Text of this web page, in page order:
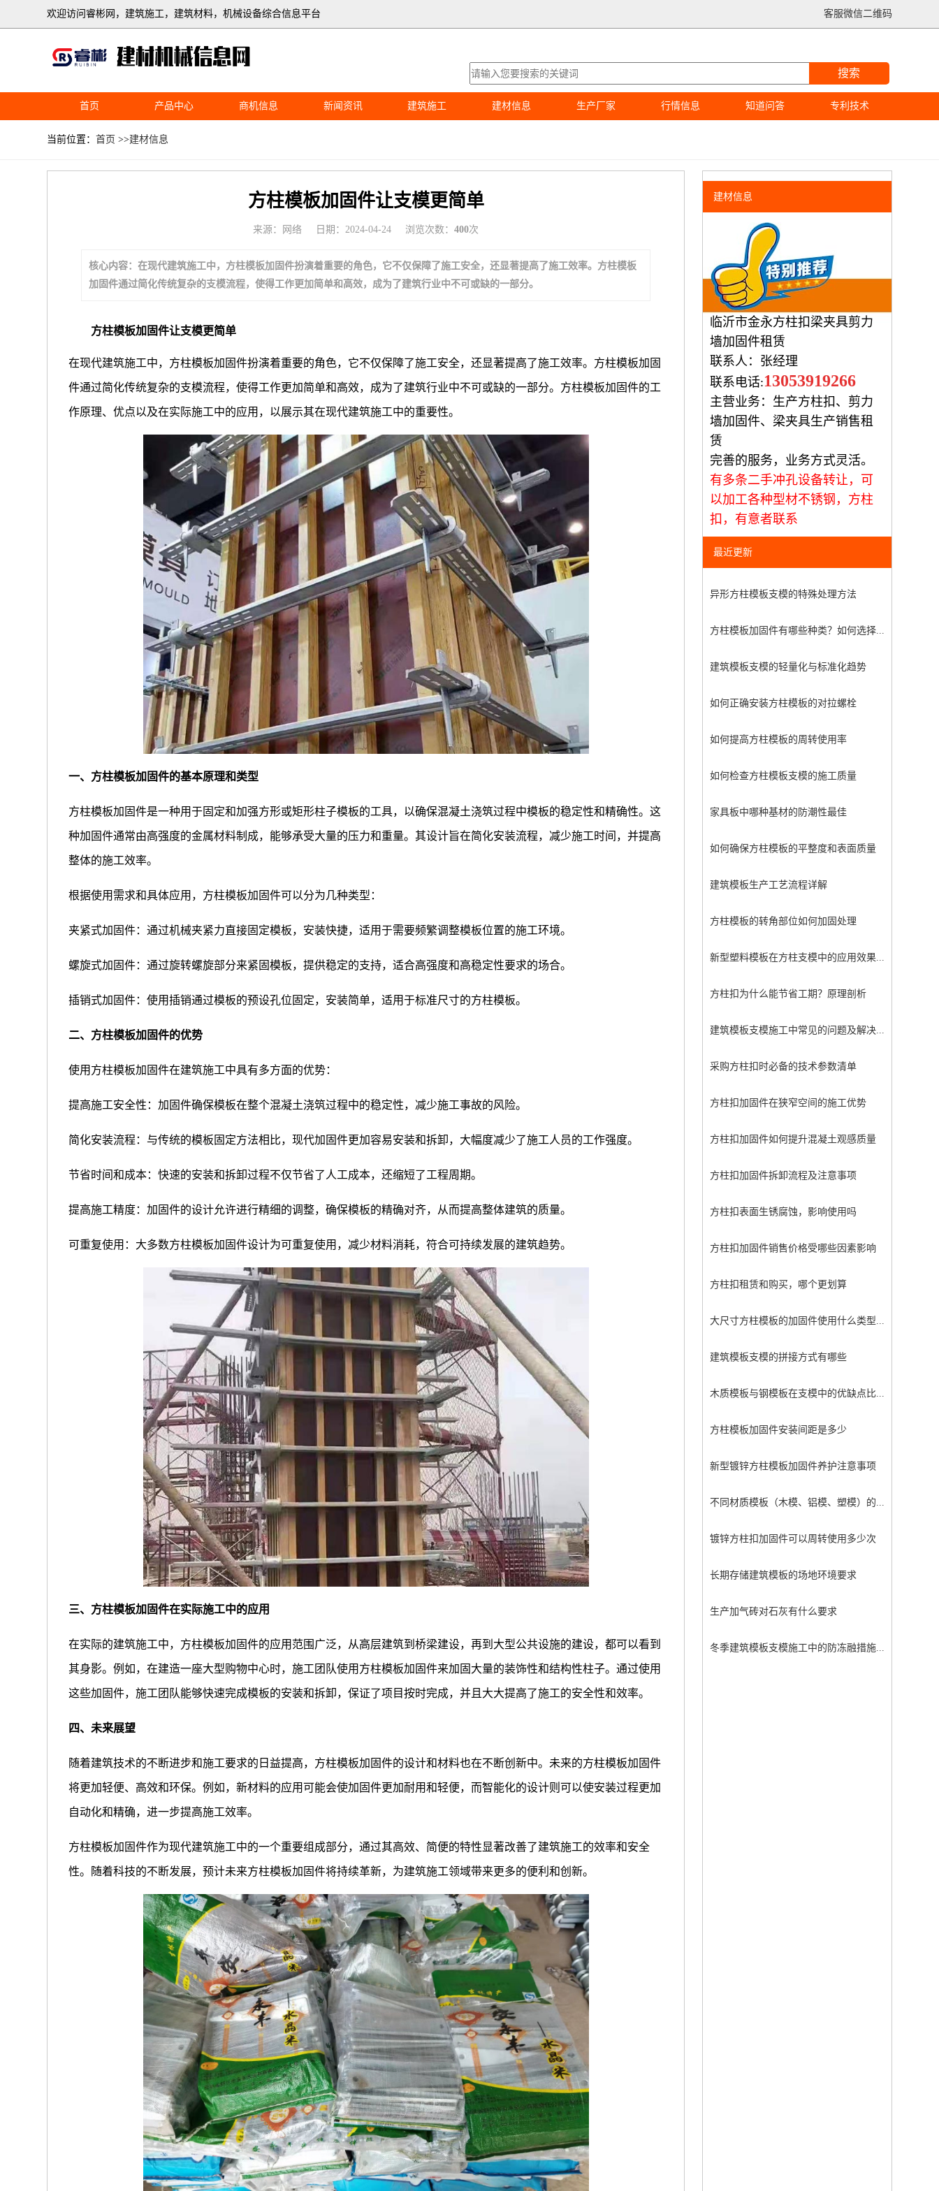
客服微信二维码
欢迎访问睿彬网，建筑施工，建筑材料，机械设备综合信息平台
搜索
首页 产品中心 商机信息 新闻资讯 建筑施工 建材信息 生产厂家 行情信息 知道问答 专利技术
当前位置：首页 >>建材信息
方柱模板加固件让支模更简单
来源：网络 日期：2024-04-24 浏览次数：400次
核心内容：在现代建筑施工中，方柱模板加固件扮演着重要的角色，它不仅保障了施工安全，还显著提高了施工效率。方柱模板
加固件通过简化传统复杂的支模流程，使得工作更加简单和高效，成为了建筑行业中不可或缺的一部分。
方柱模板加固件让支模更简单
在现代建筑施工中，方柱模板加固件扮演着重要的角色，它不仅保障了施工安全，还显著提高了施工效率。方柱模板加固
件通过简化传统复杂的支模流程，使得工作更加简单和高效，成为了建筑行业中不可或缺的一部分。方柱模板加固件的工
作原理、优点以及在实际施工中的应用，以展示其在现代建筑施工中的重要性。
一、方柱模板加固件的基本原理和类型
方柱模板加固件是一种用于固定和加强方形或矩形柱子模板的工具，以确保混凝土浇筑过程中模板的稳定性和精确性。这
种加固件通常由高强度的金属材料制成，能够承受大量的压力和重量。其设计旨在简化安装流程，减少施工时间，并提高
整体的施工效率。
根据使用需求和具体应用，方柱模板加固件可以分为几种类型：
夹紧式加固件：通过机械夹紧力直接固定模板，安装快捷，适用于需要频繁调整模板位置的施工环境。
螺旋式加固件：通过旋转螺旋部分来紧固模板，提供稳定的支持，适合高强度和高稳定性要求的场合。
插销式加固件：使用插销通过模板的预设孔位固定，安装简单，适用于标准尺寸的方柱模板。
二、方柱模板加固件的优势
使用方柱模板加固件在建筑施工中具有多方面的优势：
提高施工安全性：加固件确保模板在整个混凝土浇筑过程中的稳定性，减少施工事故的风险。
简化安装流程：与传统的模板固定方法相比，现代加固件更加容易安装和拆卸，大幅度减少了施工人员的工作强度。
节省时间和成本：快速的安装和拆卸过程不仅节省了人工成本，还缩短了工程周期。
提高施工精度：加固件的设计允许进行精细的调整，确保模板的精确对齐，从而提高整体建筑的质量。
可重复使用：大多数方柱模板加固件设计为可重复使用，减少材料消耗，符合可持续发展的建筑趋势。
三、方柱模板加固件在实际施工中的应用
在实际的建筑施工中，方柱模板加固件的应用范围广泛，从高层建筑到桥梁建设，再到大型公共设施的建设，都可以看到
其身影。例如，在建造一座大型购物中心时，施工团队使用方柱模板加固件来加固大量的装饰性和结构性柱子。通过使用
这些加固件，施工团队能够快速完成模板的安装和拆卸，保证了项目按时完成，并且大大提高了施工的安全性和效率。
四、未来展望
随着建筑技术的不断进步和施工要求的日益提高，方柱模板加固件的设计和材料也在不断创新中。未来的方柱模板加固件
将更加轻便、高效和环保。例如，新材料的应用可能会使加固件更加耐用和轻便，而智能化的设计则可以使安装过程更加
自动化和精确，进一步提高施工效率。
方柱模板加固件作为现代建筑施工中的一个重要组成部分，通过其高效、简便的特性显著改善了建筑施工的效率和安全
性。随着科技的不断发展，预计未来方柱模板加固件将持续革新，为建筑施工领域带来更多的便利和创新。
建材信息
临沂市金永方柱扣梁夹具剪力
墙加固件租赁
联系人：张经理
联系电话:13053919266
主营业务：生产方柱扣、剪力
墙加固件、梁夹具生产销售租
赁
完善的服务，业务方式灵活。
有多条二手冲孔设备转让，可
以加工各种型材不锈钢，方柱
扣，有意者联系
最近更新
异形方柱模板支模的特殊处理方法
方柱模板加固件有哪些种类？如何选择...
建筑模板支模的轻量化与标准化趋势
如何正确安装方柱模板的对拉螺栓
如何提高方柱模板的周转使用率
如何检查方柱模板支模的施工质量
家具板中哪种基材的防潮性最佳
如何确保方柱模板的平整度和表面质量
建筑模板生产工艺流程详解
方柱模板的转角部位如何加固处理
新型塑料模板在方柱支模中的应用效果...
方柱扣为什么能节省工期？原理剖析
建筑模板支模施工中常见的问题及解决...
采购方柱扣时必备的技术参数清单
方柱扣加固件在狭窄空间的施工优势
方柱扣加固件如何提升混凝土观感质量
方柱扣加固件拆卸流程及注意事项
方柱扣表面生锈腐蚀，影响使用吗
方柱扣加固件销售价格受哪些因素影响
方柱扣租赁和购买，哪个更划算
大尺寸方柱模板的加固件使用什么类型...
建筑模板支模的拼接方式有哪些
木质模板与钢模板在支模中的优缺点比...
方柱模板加固件安装间距是多少
新型镀锌方柱模板加固件养护注意事项
不同材质模板（木模、铝模、塑模）的...
镀锌方柱扣加固件可以周转使用多少次
长期存储建筑模板的场地环境要求
生产加气砖对石灰有什么要求
冬季建筑模板支模施工中的防冻融措施...